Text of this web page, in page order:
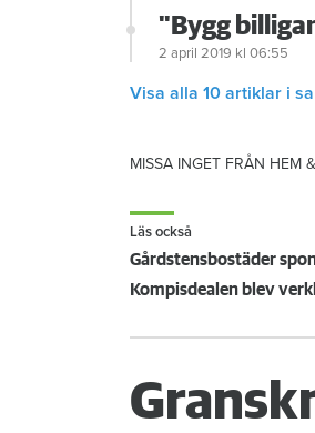
"Bygg
2 april 2019 kl 06:55
Visa alla 10 artiklar i
MISSA INGET FRÅN HEM
Läs också
Gårdstensbostäder
Kompisdealen blev